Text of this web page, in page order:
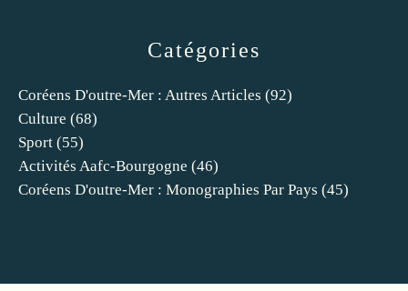
Catégories
Coréens D'outre-Mer : Autres Articles (92)
Culture (68)
Sport (55)
Activités Aafc-Bourgogne (46)
Coréens D'outre-Mer : Monographies Par Pays (45)